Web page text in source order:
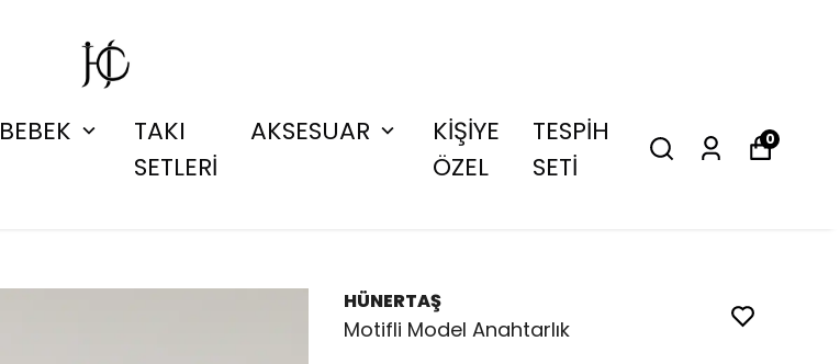
BEBEK
TAKI
SETLERİ
AKSESUAR
KİŞİYE
ÖZEL
TESPİH
SETİ
0
HÜNERTAŞ
Motifli Model Anahtarlık